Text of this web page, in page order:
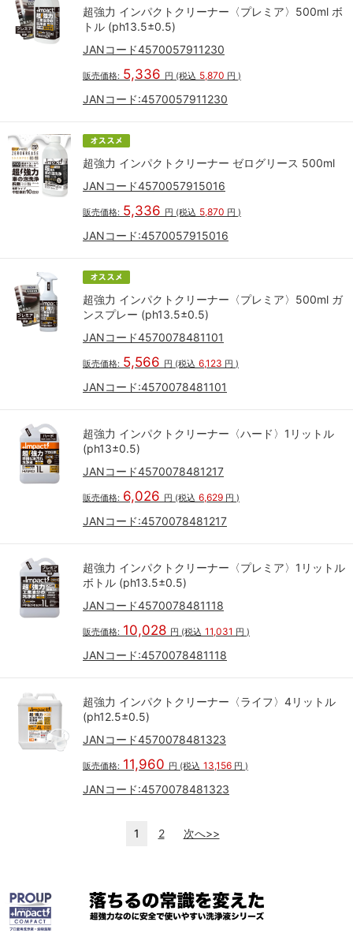
超強力 インパクトクリーナー〈プレミア〉500ml ボ
トル (ph13.5±0.5)
JANコード4570057911230
販売価格: 5,336 円 (税込 5,870 円 )
JANコード:4570057911230
超強力 インパクトクリーナー ゼログリース 500ml
JANコード4570057915016
販売価格: 5,336 円 (税込 5,870 円 )
JANコード:4570057915016
超強力 インパクトクリーナー〈プレミア〉500ml ガ
ンスプレー (ph13.5±0.5)
JANコード4570078481101
販売価格: 5,566 円 (税込 6,123 円 )
JANコード:4570078481101
超強力 インパクトクリーナー〈ハード〉1リットル
(ph13±0.5)
JANコード4570078481217
販売価格: 6,026 円 (税込 6,629 円 )
JANコード:4570078481217
超強力 インパクトクリーナー〈プレミア〉1リットル
ボトル (ph13.5±0.5)
JANコード4570078481118
販売価格: 10,028 円 (税込 11,031 円 )
JANコード:4570078481118
超強力 インパクトクリーナー〈ライフ〉4リットル
(ph12.5±0.5)
JANコード4570078481323
販売価格: 11,960 円 (税込 13,156 円 )
JANコード:4570078481323
1 2 次へ>>